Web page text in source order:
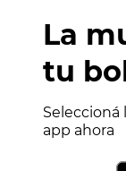
La
tu
Seleccioná
app ahora